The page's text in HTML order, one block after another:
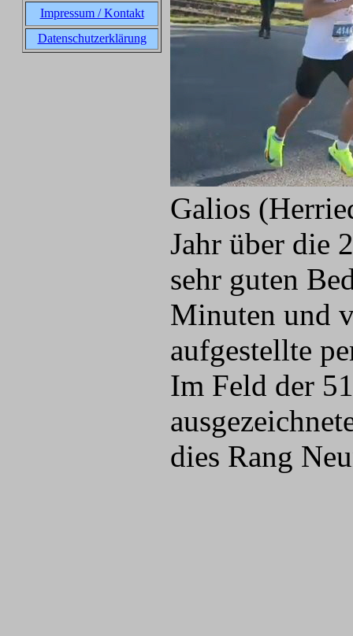
Impressum / Kontakt
Datenschutzerklärung
Galios
Jahr über die
sehr guten
Minuten und
aufgestellte
Im Feld der
dies Rang